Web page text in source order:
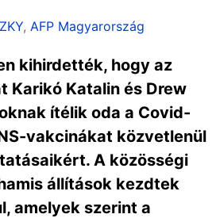
, AFP Magyarország
kihirdették, hogy az
Karikó Katalin és Drew
ítélik oda a Covid-
vakcinákat közvetlenül
A közösségi
állítások kezdtek
amelyek szerint a